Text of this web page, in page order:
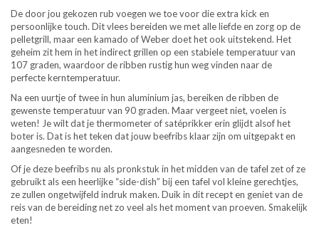
De door jou gekozen rub voegen we toe voor die extra kick en
persoonlijke touch. Dit vlees bereiden we met alle liefde en zorg op de
pelletgrill, maar een kamado of Weber doet het ook uitstekend. Het
geheim zit hem in het indirect grillen op een stabiele temperatuur van
107 graden, waardoor de ribben rustig hun weg vinden naar de
perfecte kerntemperatuur.
Na een uurtje of twee in hun aluminium jas, bereiken de ribben de
gewenste temperatuur van 90 graden. Maar vergeet niet, voelen is
weten! Je wilt dat je thermometer of satéprikker erin glijdt alsof het
boter is. Dat is het teken dat jouw beefribs klaar zijn om uitgepakt en
aangesneden te worden.
Of je deze beefribs nu als pronkstuk in het midden van de tafel zet of ze
gebruikt als een heerlijke “side-dish” bij een tafel vol kleine gerechtjes,
ze zullen ongetwijfeld indruk maken. Duik in dit recept en geniet van de
reis van de bereiding net zo veel als het moment van proeven. Smakelijk
eten!